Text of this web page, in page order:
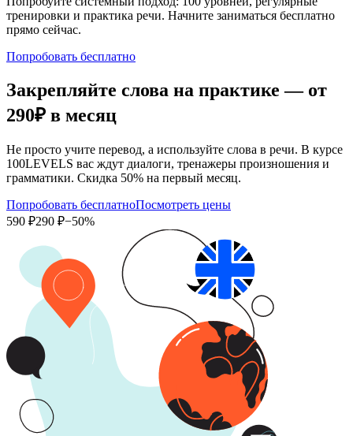
тренировки и практика речи. Начните заниматься бесплатно
прямо сейчас.
Попробовать бесплатно
Закрепляйте слова на практике — от
290₽ в месяц
Не просто учите перевод, а используйте слова в речи. В курсе
100LEVELS вас ждут диалоги, тренажеры произношения и
грамматики. Скидка 50% на первый месяц.
Попробовать бесплатноПосмотреть цены
590 ₽290 ₽−50%